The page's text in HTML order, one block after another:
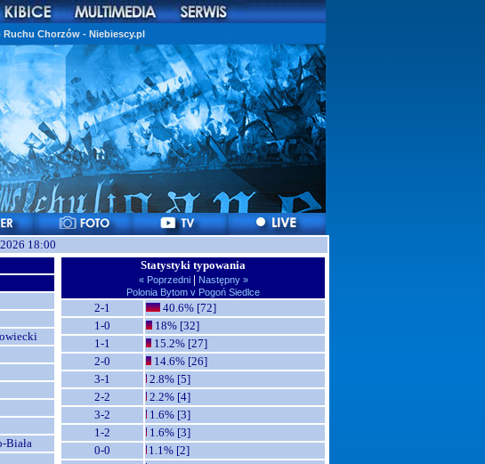
Chorzów - Niebiescy.pl
18:00
Biała
Statystyki typowania
« Poprzedni | Następny »
Polonia Bytom v Pogoń Siedlce
2-1
40.6% [72]
1-0
18% [32]
1-1
15.2% [27]
2-0
14.6% [26]
3-1
2.8% [5]
2-2
2.2% [4]
3-2
1.6% [3]
1-2
1.6% [3]
0-0
1.1% [2]